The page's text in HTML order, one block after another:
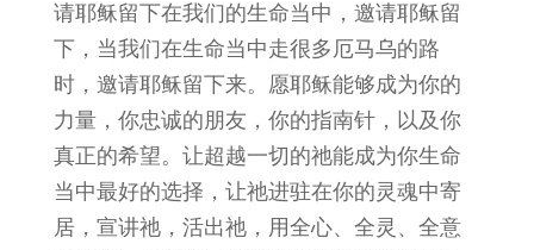
请耶稣留下在我们的生命当中，邀请耶稣留
下，当我们在生命当中走很多厄马乌的路
时，邀请耶稣留下来。愿耶稣能够成为你的
力量，你忠诚的朋友，你的指南针，以及你
真正的希望。让超越一切的祂能成为你生命
当中最好的选择，让祂进驻在你的灵魂中寄
居，宣讲祂，活出祂，用全心、全灵、全意